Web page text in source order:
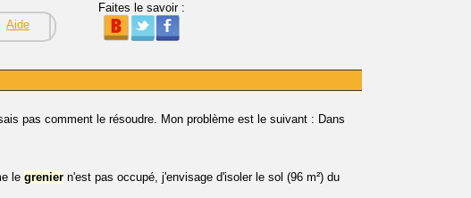
Aide
Faites le savoir :
pas comment le résoudre. Mon problème est le suivant : Dans
le grenier n'est pas occupé, j'envisage d'isoler le sol (96 m²) du